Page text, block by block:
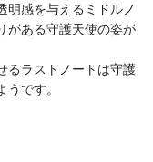
明感を与えるミドルノ
がある守護天使の姿が
るラストノートは守護
です。